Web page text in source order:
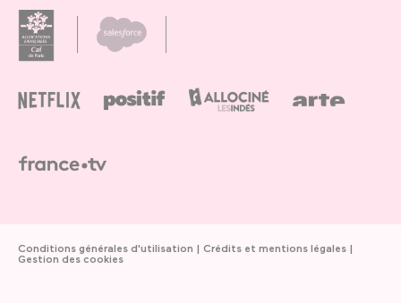
Conditions générales d'utilisation
Crédits et mentions légales
Gestion des cookies